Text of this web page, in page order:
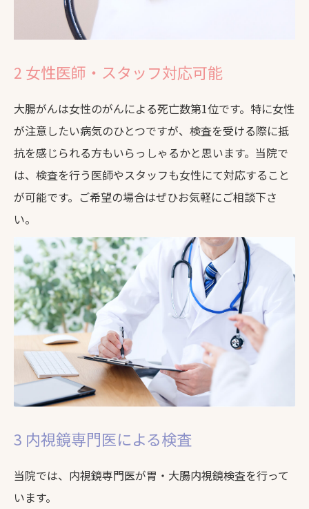
2 女性医師・スタッフ対応可能
大腸がんは女性のがんによる死亡数第1位です。特に女性
が注意したい病気のひとつですが、検査を受ける際に抵
抗を感じられる方もいらっしゃるかと思います。当院で
は、検査を行う医師やスタッフも女性にて対応すること
が可能です。ご希望の場合はぜひお気軽にご相談下さ
い。
3 内視鏡専門医による検査
当院では、内視鏡専門医が胃・大腸内視鏡検査を行って
います。